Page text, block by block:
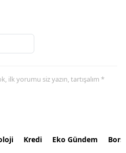
ilk yorumu siz yazın, tartışalım *
Kredi Eko Gündem